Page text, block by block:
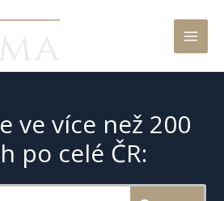
ve více než 200
po celé ČR: